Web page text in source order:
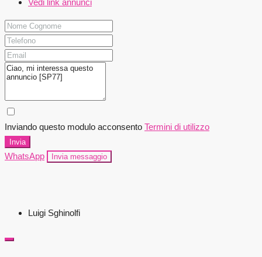
Vedi link annunci
Inviando questo modulo acconsento Termini di utilizzo
Invia
WhatsApp Invia messaggio
Luigi Sghinolfi